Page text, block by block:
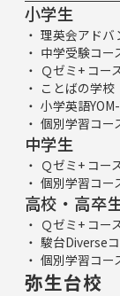
小学生
理英会アドバ
中学受験コー
Ｑゼミ+ コー
ことばの学校
小学英語
個別学習コー
中学生
Ｑゼミ+ コー
個別学習コー
高校・高卒
Ｑゼミ+ コー
駿台Diverse
個別学習コー
弥生台校